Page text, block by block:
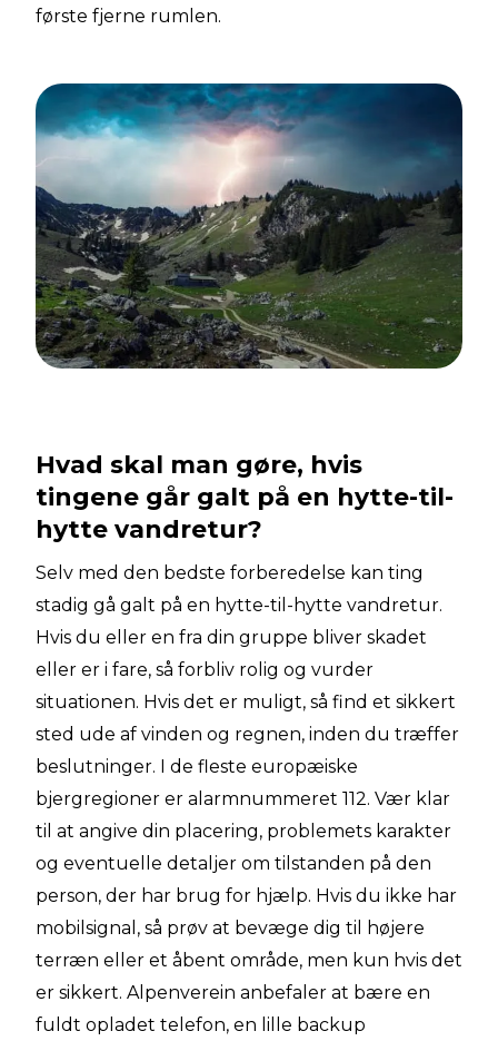
første fjerne rumlen.
Hvad skal man gøre, hvis
tingene går galt på en hytte-til-
hytte vandretur?
Selv med den bedste forberedelse kan ting
stadig gå galt på en hytte-til-hytte vandretur.
Hvis du eller en fra din gruppe bliver skadet
eller er i fare, så forbliv rolig og vurder
situationen. Hvis det er muligt, så find et sikkert
sted ude af vinden og regnen, inden du træffer
beslutninger. I de fleste europæiske
bjergregioner er alarmnummeret 112. Vær klar
til at angive din placering, problemets karakter
og eventuelle detaljer om tilstanden på den
person, der har brug for hjælp. Hvis du ikke har
mobilsignal, så prøv at bevæge dig til højere
terræn eller et åbent område, men kun hvis det
er sikkert. Alpenverein anbefaler at bære en
fuldt opladet telefon, en lille backup